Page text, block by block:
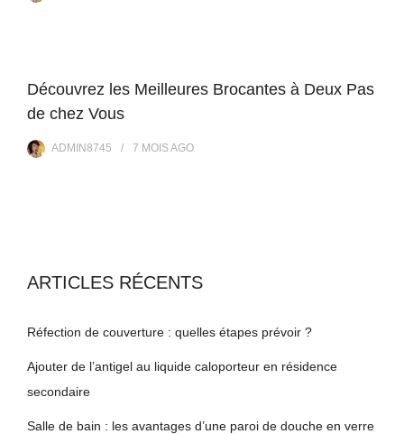
Découvrez les Meilleures Brocantes à Deux Pas
de chez Vous
ADMIN8745 7 MOISAGO
ARTICLES RÉCENTS
Réfection de couverture : quelles étapes prévoir ?
Ajouter de l’antigel au liquide caloporteur en résidence
secondaire
Salle de bain : les avantages d’une paroi de douche en verre